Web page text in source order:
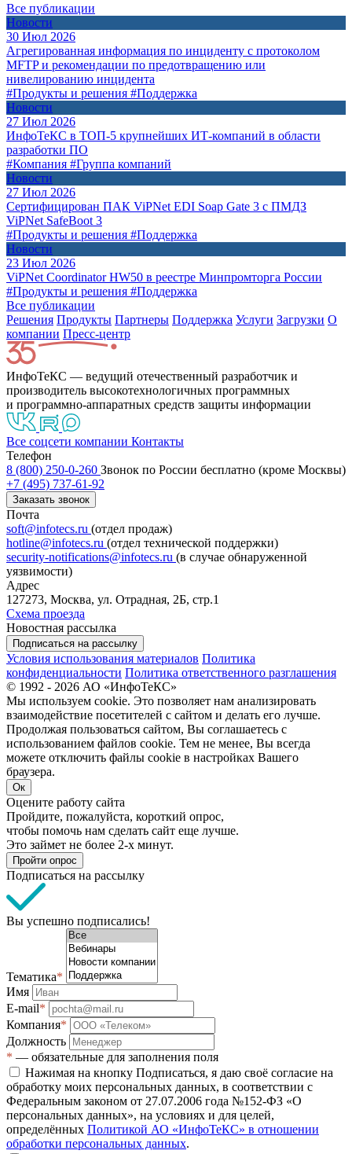
Все публикации
Новости
30 Июл 2026
Агрегированная информация по инциденту с протоколом
MFTP и рекомендации по предотвращению или
нивелированию инцидента
#Продукты и решения #Поддержка
Новости
27 Июл 2026
ИнфоТеКС в ТОП-5 крупнейших ИТ-компаний в области
разработки ПО
#Компания #Группа компаний
Новости
27 Июл 2026
Сертифицирован ПАК ViPNet EDI Soap Gate 3 с ПМДЗ
ViPNet SafeBoot 3
#Продукты и решения #Поддержка
Новости
23 Июл 2026
ViPNet Coordinator HW50 в реестре Минпромторга России
#Продукты и решения #Поддержка
Все публикации
Решения Продукты Партнeры Поддержка Услуги Загрузки О
компании Пресс-центр
ИнфоТеКС — ведущий отечественный разработчик и
производитель высокотехнологичных программных
и программно-аппаратных средств защиты информации
Все соцсети компании Контакты
Телефон
8 (800) 250-0-260 Звонок по России бесплатно (кроме Москвы)
+7 (495) 737-61-92
Заказать звонок
Почта
soft@infotecs.ru (отдел продаж)
hotline@infotecs.ru (отдел технической поддержки)
security-notifications@infotecs.ru (в случае обнаруженной
уязвимости)
Адрес
127273, Москва, ул. Отрадная, 2Б, стр.1
Схема проезда
Новостная рассылка
Подписаться на рассылку
Условия использования материалов Политика
конфиденциальности Политика ответственного разглашения
© 1992 - 2026 АО «ИнфоТеКС»
Мы используем cookie. Это позволяет нам анализировать
взаимодействие посетителей с сайтом и делать его лучше.
Продолжая пользоваться сайтом, Вы соглашаетесь с
использованием файлов cookie. Тем не менее, Вы всегда
можете отключить файлы cookie в настройках Вашего
браузера.
Ок
Оцените работу сайта
Пройдите, пожалуйста, короткий опрос,
чтобы помочь нам сделать сайт еще лучше.
Это займет не более 2-х минут.
Пройти опрос
Подписаться на рассылку
Вы успешно подписались!
Тематика*
Имя
E-mail*
Компания*
Должность
* — обязательные для заполнения поля
Нажимая на кнопку Подписаться, я даю своё согласие на
обработку моих персональных данных, в соответствии с
Федеральным законом от 27.07.2006 года №152-ФЗ «О
персональных данных», на условиях и для целей,
определённых Политикой АО «ИнфоТеКС» в отношении
обработки персональных данных.